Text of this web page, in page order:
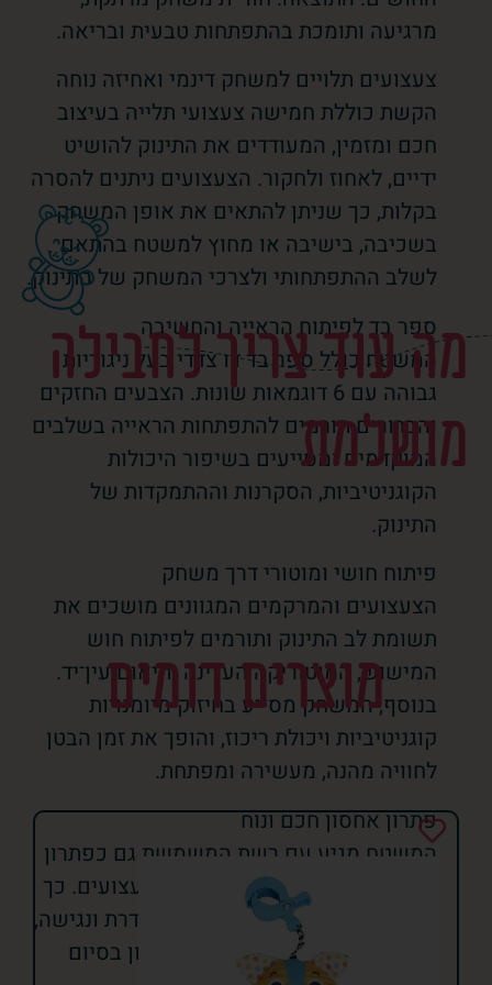
מרגיעה ותומכת בהתפתחות טבעית ובריאה.
צעצועים תלויים למשחק דינמי ואחיזה נוחה
הקשת כוללת חמישה צעצועי תלייה בעיצוב
חכם ומזמין, המעודדים את התינוק להושיט
ידיים, לאחוז ולחקור. הצעצועים ניתנים להסרה
בקלות, כך שניתן להתאים את אופן המשחק
בשכיבה, בישיבה או מחוץ למשטח בהתאם
לשלב ההתפתחותי ולצרכי המשחק של התינוק.
ספר בד לפיתוח הראייה והחשיבה
המשטח כולל ספר בד דו צדדי בעל ניגודיות
גבוהה עם 6 דוגמאות שונות. הצבעים החזקים
והברורים תורמים להתפתחות הראייה בשלבים
המוקדמים ומסייעים בשיפור היכולות
הקוגניטיביות, הסקרנות וההתמקדות של
התינוק.
פיתוח חושי ומוטורי דרך משחק
הצעצועים והמרקמים המגוונים מושכים את
תשומת לב התינוק ותורמים לפיתוח חוש
המישוש, המוטוריקה העדינה ותיאום עין־יד.
בנוסף, המשחק מסייע בחיזוק מיומנויות
קוגניטיביות ויכולת ריכוז, והופך את זמן הבטן
לחוויה מהנה, מעשירה ומפתחת.
פתרון אחסון חכם ונוח
המשטח מגיע עם רשת המשמשת גם כפתרון
אחסון פרקטי לכדורי המשחק ולצעצועים. כך
ניתן לשמור על סביבת משחק מסודרת ונגישה,
ולאפשר מעבר קל ממשחק לאחסון בסיום
מה עוד צריך לחבילה
מושלמת
מוצרים דומים